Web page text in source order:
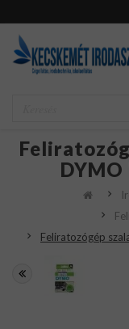
Feliratozógép